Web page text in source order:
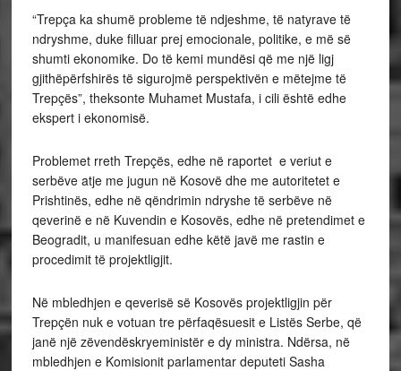
“Trepça ka shumë probleme të ndjeshme, të natyrave të
ndryshme, duke filluar prej emocionale, politike, e më së
shumti ekonomike. Do të kemi mundësi që me një ligj
gjithëpërfshirës të sigurojmë perspektivën e mëtejme të
Trepçës”, theksonte Muhamet Mustafa, i cili është edhe
ekspert i ekonomisë.
Problemet rreth Trepçës, edhe në raportet e veriut e
serbëve atje me jugun në Kosovë dhe me autoritetet e
Prishtinës, edhe në qëndrimin ndryshe të serbëve në
qeverinë e në Kuvendin e Kosovës, edhe në pretendimet e
Beogradit, u manifesuan edhe këtë javë me rastin e
procedimit të projektligjit.
Në mbledhjen e qeverisë së Kosovës projektligjin për
Trepçën nuk e votuan tre përfaqësuesit e Listës Serbe, që
janë një zëvendëskryeministër e dy ministra. Ndërsa, në
mbledhjen e Komisionit parlamentar deputeti Sasha